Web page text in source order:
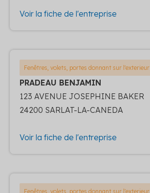
Voir la fiche de l'entreprise
Fenêtres, volets, portes donnant sur l'exterieur
PRADEAU BENJAMIN
123 AVENUE JOSEPHINE BAKER
24200 SARLAT-LA-CANEDA
Voir la fiche de l'entreprise
Fenêtres, volets, portes donnant sur l'exterieur